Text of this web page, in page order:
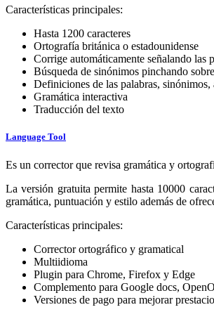
Características principales:
Hasta 1200 caracteres
Ortografía británica o estadounidense
Corrige automáticamente señalando las
Búsqueda de sinónimos pinchando
Definiciones de las palabras,
Gramática interactiva
Traducción del texto
Language Tool
Es un corrector que revisa gramática y
La versión gratuita permite hasta 10000
gramática, puntuación y estilo además de
Características principales:
Corrector ortográfico y gramatical
Multiidioma
Plugin para Chrome, Firefox y Edge
Complemento para Google docs,
Versiones de pago para mejorar